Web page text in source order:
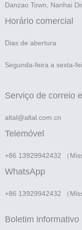
Danzao Town, Nanhai
Horário comercial
Dias de abertura
Segunda-feira a sexta-
Serviço de correio
altal@altal.com.cn
Telemóvel
+86 13929942432 （
WhatsApp
+86 13929942432 （
Boletim informativo